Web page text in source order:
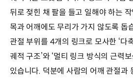
뒤로 젖힌 채 팔을 들고 일해야 하는
목과 어깨에도 무리가 가지 않도록 돕
관절 부위를 4개의 링크로 모사한 ‘
궤적 구조’와 ‘멀티 링크 방식의 근력
있습니다. 덕분에 사람의 어깨 관절과